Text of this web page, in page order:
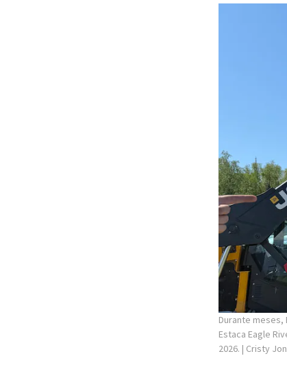
Durante
Estaca Eagle
2026. | Cristy